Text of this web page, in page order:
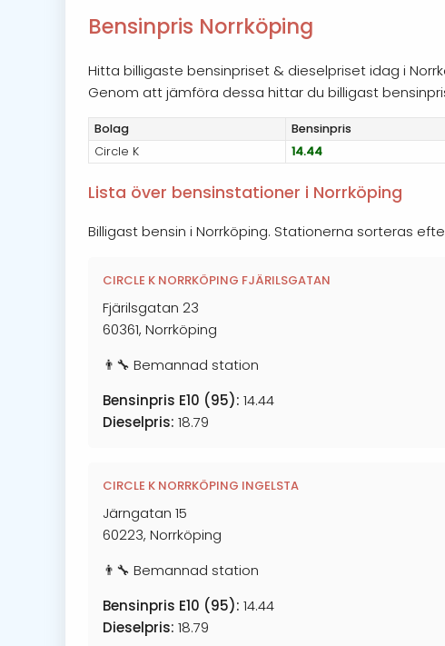
Bensinpris Norrköping
Hitta billigaste bensinpriset & dieselpriset idag i
Genom att jämföra dessa hittar du billigast
Bolag Bensinpris
Circle K
14.44
Lista över bensinstationer i Norrköping
Billigast bensin i Norrköping. Stationerna sorteras
CIRCLE K NORRKÖPING FJÄRILSGATAN
Fjärilsgatan 23
60361, Norrköping
👨‍🔧 Bemannad station
Bensinpris E10 (95): 14.44
Dieselpris: 18.79
CIRCLE K NORRKÖPING INGELSTA
Järngatan 15
60223, Norrköping
👨‍🔧 Bemannad station
Bensinpris E10 (95): 14.44
Dieselpris: 18.79